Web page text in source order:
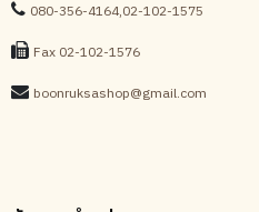
080-356-4164,02-102-1575
Fax 02-102-1576
boonruksashop@gmail.com